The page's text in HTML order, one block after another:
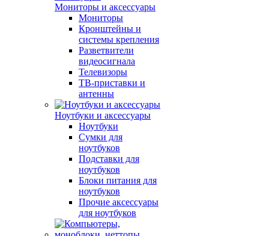
Мониторы и аксессуары
Мониторы
Кронштейны и
системы крепления
Разветвители
видеосигнала
Телевизоры
ТВ-приставки и
антенны
Ноутбуки и аксессуары
Ноутбуки
Сумки для
ноутбуков
Подставки для
ноутбуков
Блоки питания для
ноутбуков
Прочие аксессуары
для ноутбуков